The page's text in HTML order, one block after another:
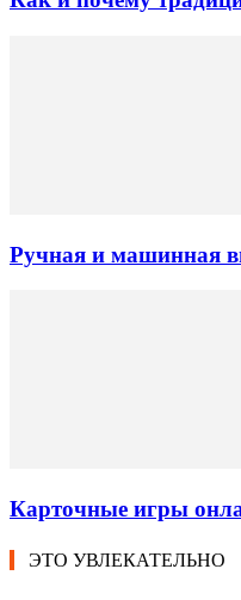
Ручная и машинная
Карточные игры
ЭТО УВЛЕКАТЕЛЬНО